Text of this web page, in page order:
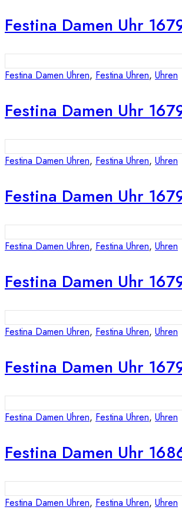
Festina Damen Uhr
Festina Damen Uhren, Festina Uhren, Uhren
Festina Damen Uhr
Festina Damen Uhren, Festina Uhren, Uhren
Festina Damen Uhr
Festina Damen Uhren, Festina Uhren, Uhren
Festina Damen Uhr
Festina Damen Uhren, Festina Uhren, Uhren
Festina Damen Uhr
Festina Damen Uhren, Festina Uhren, Uhren
Festina Damen Uhr
Festina Damen Uhren, Festina Uhren, Uhren